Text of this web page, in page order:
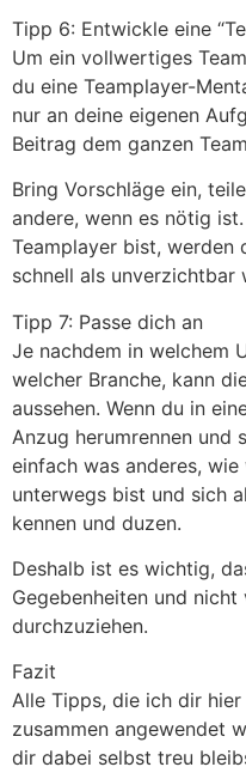
Tipp 6: Entwickle eine
Um ein vollwertiges
du eine Teamplayer-
nur an deine eigenen
Beitrag dem ganzen
Bring Vorschläge ein,
andere, wenn es nötig
Teamplayer bist, werden
schnell als unverzichtbar
Tipp 7: Passe dich an
Je nachdem in welchem
welcher Branche, kann
aussehen. Wenn du in
Anzug herumrennen und
einfach was anderes,
unterwegs bist und sich
kennen und duzen.
Deshalb ist es wichtig,
Gegebenheiten und
durchzuziehen.
Fazit
Alle Tipps, die ich dir
zusammen angewendet
dir dabei selbst treu